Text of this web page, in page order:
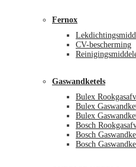
Fernox
CV-bescherming
Gaswandketels
Bulex
Bulex
Bulex
Bosch
Bosch
Bosch